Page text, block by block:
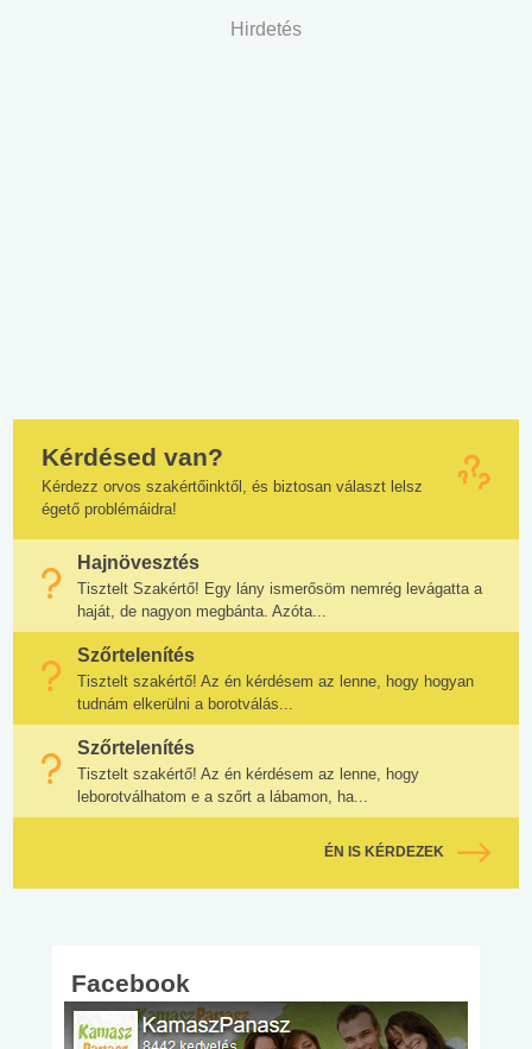
Hirdetés
Kérdésed van?
Kérdezz orvos szakértőinktől, és biztosan választ lelsz
égető problémáidra!
Hajnövesztés
Tisztelt Szakértő! Egy lány ismerősöm nemrég levágatta a
haját, de nagyon megbánta. Azóta...
Szőrtelenítés
Tisztelt szakértő! Az én kérdésem az lenne, hogy hogyan
tudnám elkerülni a borotválás...
Szőrtelenítés
Tisztelt szakértő! Az én kérdésem az lenne, hogy
leborotválhatom e a szőrt a lábamon, ha...
ÉN IS KÉRDEZEK
Facebook